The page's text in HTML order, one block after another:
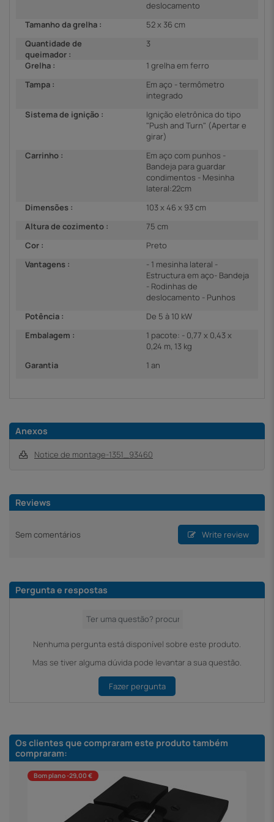
deslocamento
Tamanho da grelha :
52 x 36 cm
Quantidade de
queimador :
3
Grelha :
1 grelha em ferro
Tampa :
Em aço - termômetro
integrado
Sistema de ignição :
Ignição eletrônica do tipo
"Push and Turn" (Apertar e
girar)
Carrinho :
Em aço com punhos -
Bandeja para guardar
condimentos - Mesinha
lateral:22cm
Dimensões :
103 x 46 x 93 cm
Altura de cozimento :
75 cm
Cor :
Preto
Vantagens :
- 1 mesinha lateral -
Estructura em aço- Bandeja
- Rodinhas de
deslocamento - Punhos
Potência :
De 5 à 10 kW
Embalagem :
1 pacote: - 0,77 x 0,43 x
0,24 m, 13 kg
Garantia
1 an
Anexos
Notice de montage-1351_93460
Reviews
Sem comentários Write review
Pergunta e respostas
Nenhuma pergunta está disponível sobre este produto.
Mas se tiver alguma dúvida pode levantar a sua questão.
Fazer pergunta
Os clientes que compraram este produto também
compraram:
Bom plano -29,00 €